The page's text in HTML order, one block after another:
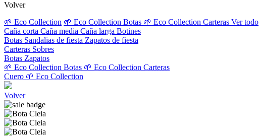
Volver
🌱 Eco Collection 🌱 Eco Collection Botas 🌱 Eco Collection Carteras Ver todo
Caña corta Caña media Caña larga Botines
Botas Sandalias de fiesta Zapatos de fiesta
Carteras Sobres
Botas Zapatos
🌱 Eco Collection Botas 🌱 Eco Collection Carteras
Cuero 🌱 Eco Collection
Volver